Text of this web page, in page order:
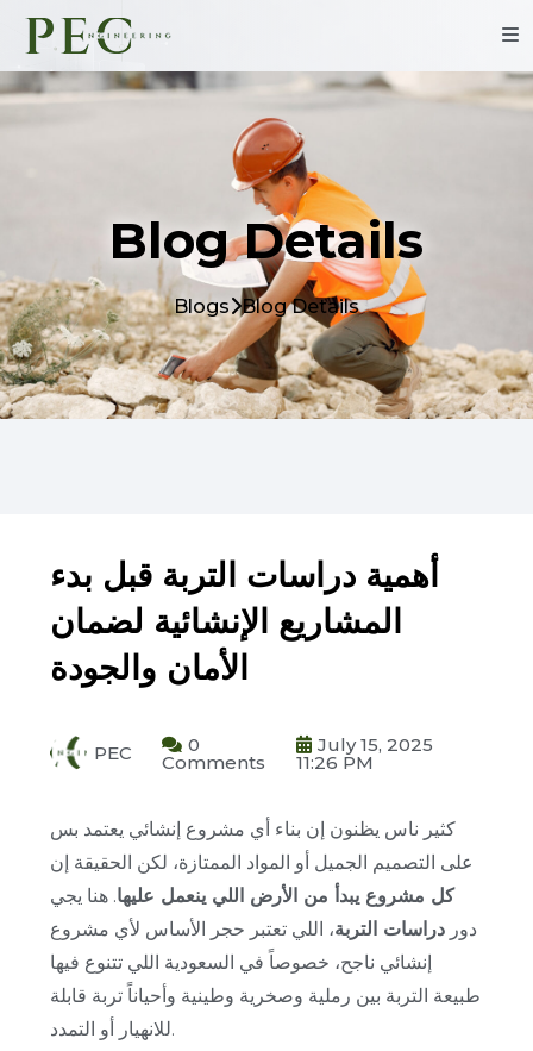
Blog Details
Blogs Blog Details
أهمية دراسات التربة قبل بدء
المشاريع الإنشائية لضمان
الأمان والجودة
PEC 0
Comments
July 15, 2025
11:26 PM
كثير ناس يظنون إن بناء أي مشروع إنشائي يعتمد بس
على التصميم الجميل أو المواد الممتازة، لكن الحقيقة إن
كل مشروع يبدأ من الأرض اللي ينعمل عليها. هنا يجي
دور دراسات التربة، اللي تعتبر حجر الأساس لأي مشروع
إنشائي ناجح، خصوصاً في السعودية اللي تتنوع فيها
طبيعة التربة بين رملية وصخرية وطينية وأحياناً تربة قابلة
للانهيار أو التمدد.